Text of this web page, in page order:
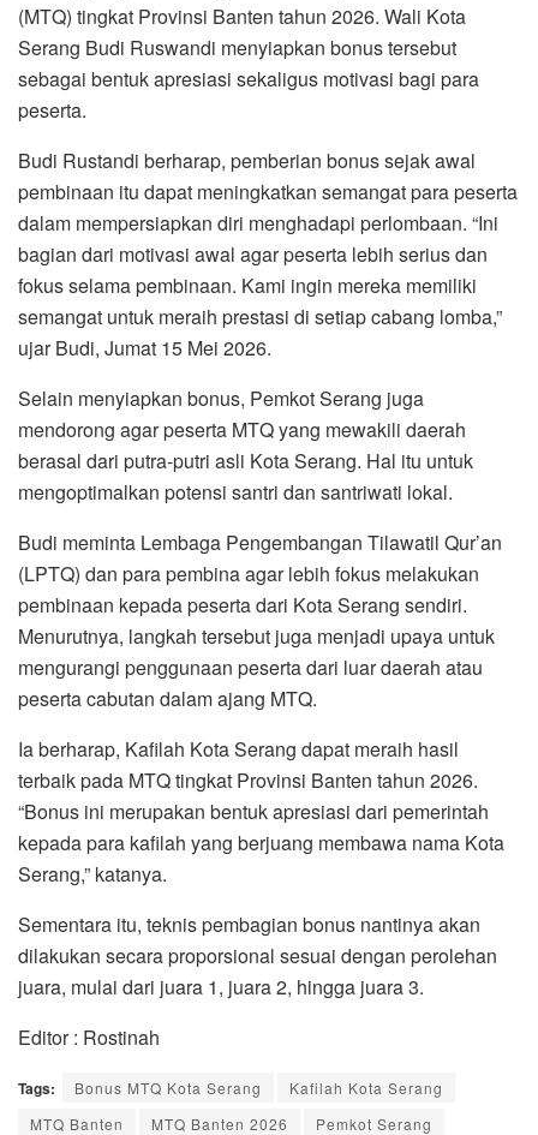
(MTQ) tingkat Provinsi Banten tahun 2026. Wali Kota
Serang Budi Ruswandi menyiapkan bonus tersebut
sebagai bentuk apresiasi sekaligus motivasi bagi para
peserta.
Budi Rustandi berharap, pemberian bonus sejak awal
pembinaan itu dapat meningkatkan semangat para peserta
dalam mempersiapkan diri menghadapi perlombaan. “Ini
bagian dari motivasi awal agar peserta lebih serius dan
fokus selama pembinaan. Kami ingin mereka memiliki
semangat untuk meraih prestasi di setiap cabang lomba,”
ujar Budi, Jumat 15 Mei 2026.
Selain menyiapkan bonus, Pemkot Serang juga
mendorong agar peserta MTQ yang mewakili daerah
berasal dari putra-putri asli Kota Serang. Hal itu untuk
mengoptimalkan potensi santri dan santriwati lokal.
Budi meminta Lembaga Pengembangan Tilawatil Qur’an
(LPTQ) dan para pembina agar lebih fokus melakukan
pembinaan kepada peserta dari Kota Serang sendiri.
Menurutnya, langkah tersebut juga menjadi upaya untuk
mengurangi penggunaan peserta dari luar daerah atau
peserta cabutan dalam ajang MTQ.
Ia berharap, Kafilah Kota Serang dapat meraih hasil
terbaik pada MTQ tingkat Provinsi Banten tahun 2026.
“Bonus ini merupakan bentuk apresiasi dari pemerintah
kepada para kafilah yang berjuang membawa nama Kota
Serang,” katanya.
Sementara itu, teknis pembagian bonus nantinya akan
dilakukan secara proporsional sesuai dengan perolehan
juara, mulai dari juara 1, juara 2, hingga juara 3.
Editor : Rostinah
Tags: Bonus MTQ Kota Serang
Kafilah Kota Serang
MTQ Banten
MTQ Banten 2026
Pemkot Serang